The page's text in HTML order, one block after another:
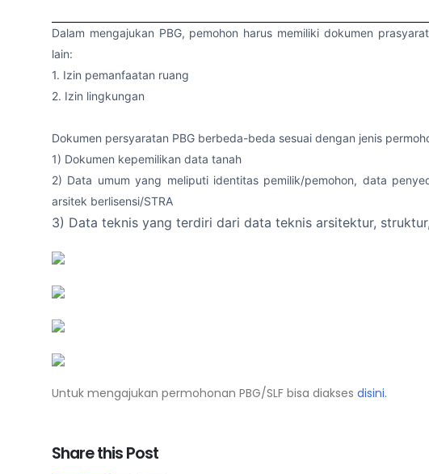
Dalam mengajukan PBG, pemohon harus memiliki dokumen
lain:
1. Izin pemanfaatan ruang
2. Izin lingkungan
Dokumen persyaratan PBG berbeda-beda sesuai dengan jenis
1) Dokumen kepemilikan data tanah
2) Data umum yang meliputi identitas pemilik/pemohon, data
arsitek berlisensi/STRA
3) Data teknis yang terdiri dari data teknis arsitektur,
Untuk mengajukan permohonan PBG/SLF bisa diakses disini.
Share this Post